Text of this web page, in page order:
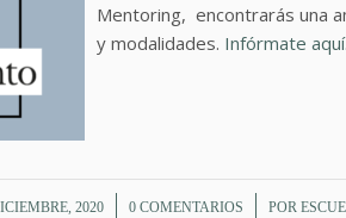
Mentoring, encontrarás una
y modalidades. Infórmate aquí.
2020
/ 0 COMENTARIOS
/ POR